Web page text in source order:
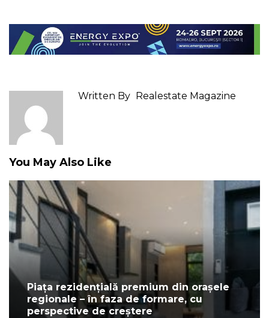
Written By Realestate Magazine
You May Also Like
Piața rezidențială premium din orașele
regionale – în faza de formare, cu
perspective de creștere